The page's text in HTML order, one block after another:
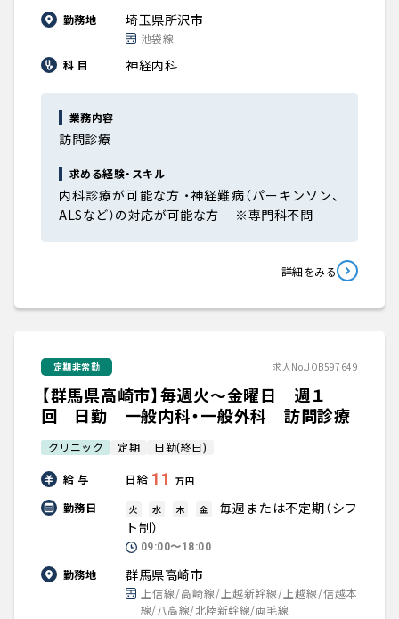
勤務地 埼玉県所沢市
池袋線
科 目
神経内科
業務内容
訪問診療
求める経験・スキル
内科診療が可能な方 ・神経難病（パーキンソン、
ALSなど）の対応が可能な方 ※専門科不問
詳細をみる
定期非常勤 求人No.JOB597649
【群馬県高崎市】毎週火～金曜日 週１
回 日勤 一般内科・一般外科 訪問診療
クリニック 定期 日勤(終日)
給 与 日給 11 万円
勤務日 火 水 木 金
毎週または不定期（シフ
ト制）
09:00〜18:00
勤務地 群馬県高崎市
上信線/高崎線/上越新幹線/上越線/信越本
線/八高線/北陸新幹線/両毛線